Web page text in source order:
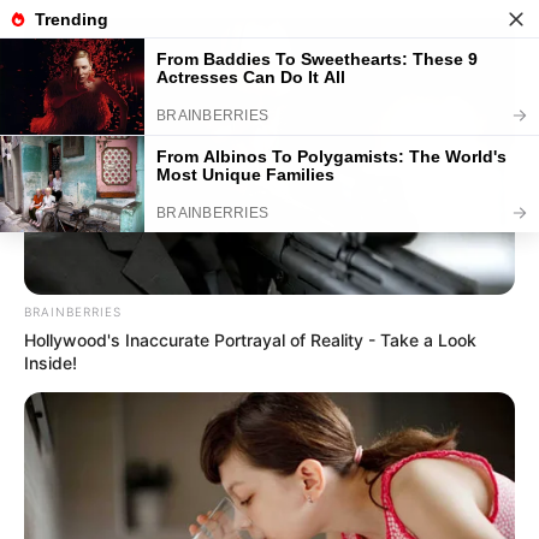
Umgebung Kerken, Rheurdt, Neukirchen-Vluyn
und Kamp-Lintfort
Hotels Veranstaltungen 30 km
BRAINBERRIES
Hollywood's Inaccurate Portrayal of Reality - Take a Look
Inside!